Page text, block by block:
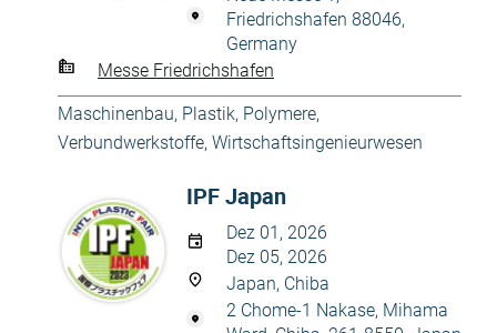
Friedrichshafen 88046,
Germany
Messe Friedrichshafen
Maschinenbau, Plastik, Polymere,
Verbundwerkstoffe, Wirtschaftsingenieurwesen
IPF Japan
Dez 01, 2026
Dez 05, 2026
Japan, Chiba
2 Chome-1 Nakase, Mihama